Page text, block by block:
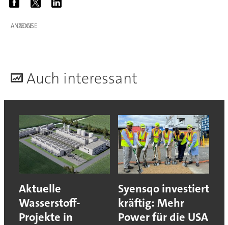
ANZEIGE
Auch interessant
Aktuelle
Wasserstoff-
Projekte in
Syensqo investiert
kräftig: Mehr
Power für die USA